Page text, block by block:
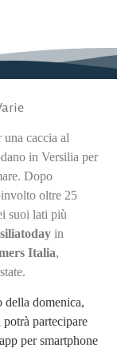
caccia al
in Versilia per
Dopo
oltre 25
suoi lati più
in
Italia,
della domenica,
partecipare
per smartphone